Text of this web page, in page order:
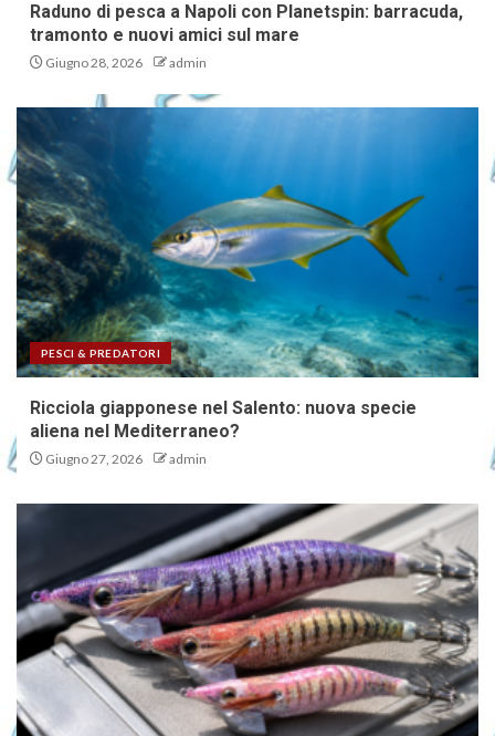
Raduno di pesca a Napoli con Planetspin: barracuda,
tramonto e nuovi amici sul mare
Giugno 28, 2026 admin
PESCI & PREDATORI
Ricciola giapponese nel Salento: nuova specie
aliena nel Mediterraneo?
Giugno 27, 2026 admin